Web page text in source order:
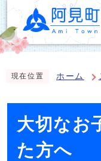
現在位置 ホーム
大切なお
た方へ